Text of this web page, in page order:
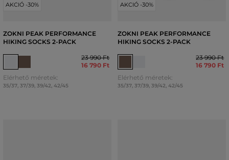
AKCIÓ -30%
ZOKNI PEAK PERFORMANCE
HIKING SOCKS 2-PACK
23 990 Ft
16 790 Ft
Elérhető méretek:
35/37, 37/39, 39/42 42/45
AKCIÓ -30%
ZOKNI PEAK PERFORMANCE
HIKING SOCKS 2-PACK
23 990 Ft
16 790 Ft
Elérhető méretek:
35/37, 37/39, 39/42 42/45